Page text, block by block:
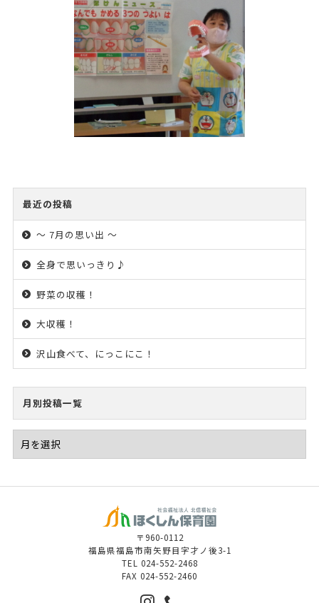
最近の投稿
～ 7月の思い出 ～
全身で思いっきり♪
野菜の収穫！
大収穫！
沢山食べて、にっこにこ！
月別投稿一覧
〒960-0112
福島県福島市南矢野目字才ノ後3-1
TEL 024-552-2468
FAX 024-552-2460